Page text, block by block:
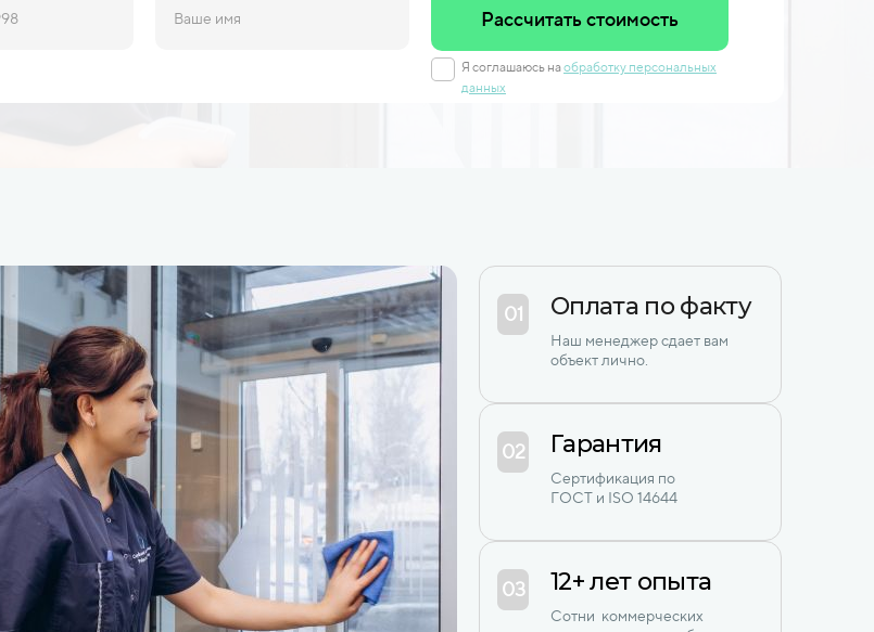
Рассчитать стоимость
Я соглашаюсь наобработку персональных
данных
01 Оплата по факту
Наш менеджер сдает вам
объект лично.
02 Гарантия
Сертификация по
ГОСТ и ISO 14644
03 12+ лет опыта
Сотни коммерческих